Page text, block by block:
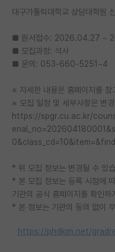
석박사 채용 정보 게시
임용 정보 게시판
학부 인턴 게시판
임용 후기 게시판
PI 전용 게시판
특수/전문대학원 게시
반도체/AI 게시판
대구가톨릭대학교 상담대학원
■ 원서접수: 2026.04.27 ~
■ 모집과정: 석사
■ 문의: 053-660-5251~4
※ 자세한 내용은 홈페이지를 참
※ 모집 일정 및 세부사항은 변
https://spgr.cu.ac.kr/
* 위 모집 정보는 변경될 수 있
* 본 모집 정보는 등록 시점에
기관의 공식 홈페이지를 확인
* 본 정보는 기관의 동의 없이
https://phdkim.net/